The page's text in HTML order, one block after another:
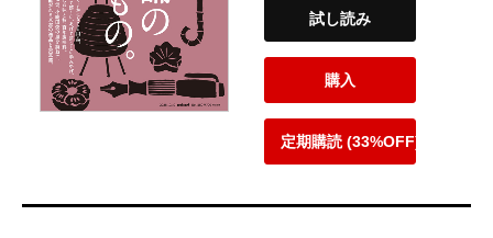
試し読み
購入
定期購読 (33%OFF)